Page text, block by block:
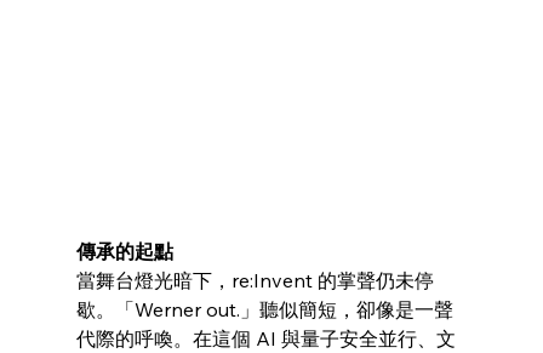
傳承的起點
當舞台燈光暗下，re:Invent 的掌聲仍未停
歇。「Werner out.」聽似簡短，卻像是一聲
代際的呼喚。在這個 AI 與量子安全並行、文